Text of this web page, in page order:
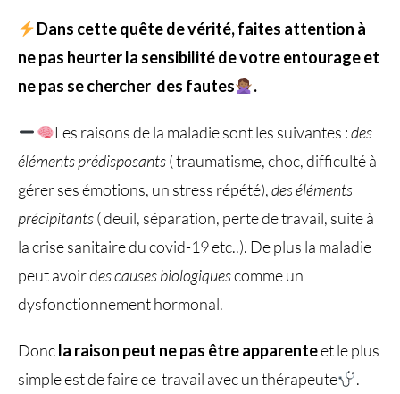
Dans cette quête de vérité, faites attention à
ne pas heurter la sensibilité de votre entourage et
ne pas se chercher des fautes
.
Les raisons de la maladie sont les suivantes :des
éléments prédisposants( traumatisme, choc, difficulté à
gérer ses émotions, un stress répété),des éléments
précipitants( deuil, séparation, perte de travail, suite à
la crise sanitaire du covid-19 etc..). De plus la maladie
peut avoir des causes biologiquescomme un
dysfonctionnement hormonal.
Doncla raison peut ne pas être apparenteet le plus
simple est de faire ce travail avec un thérapeute
.